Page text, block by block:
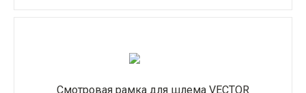
Смотровая рамка для шлема VECTOR